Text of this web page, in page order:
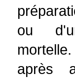
ou
après